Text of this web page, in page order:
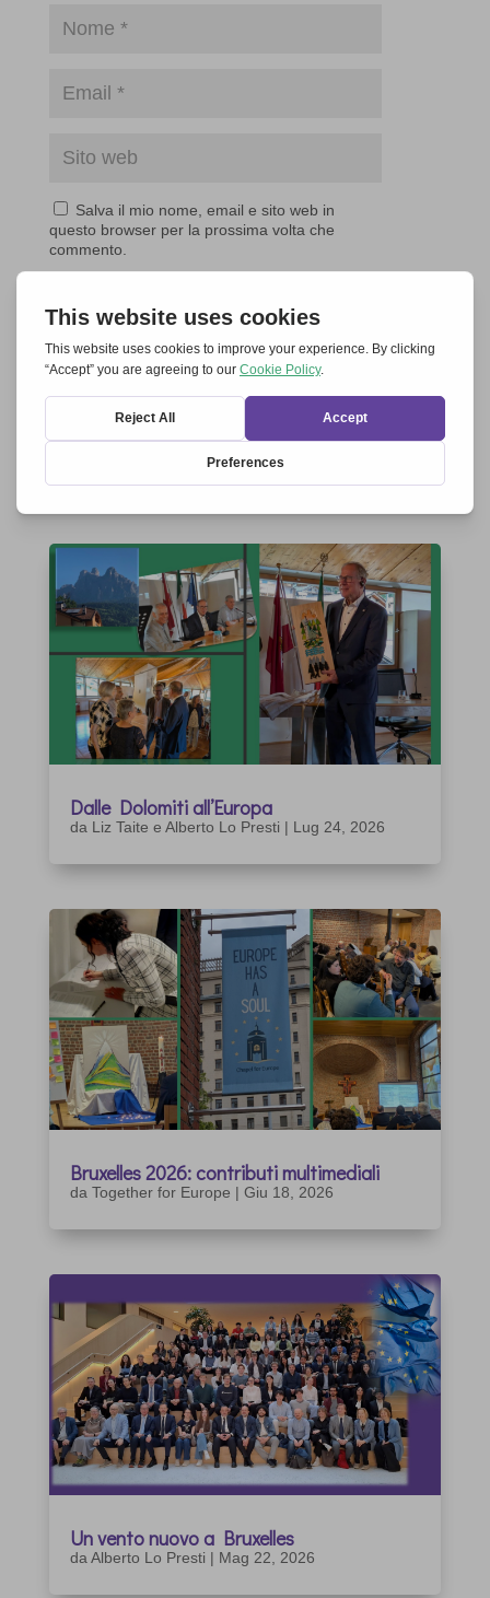
Salva il mio nome, email e sito web in
questo browser per la prossima volta che
commento.
Invia commento
Dalle Dolomiti all’Europa
da Liz Taite e Alberto Lo Presti | Lug 24, 2026
Bruxelles 2026: contributi multimediali
da Together for Europe | Giu 18, 2026
Un vento nuovo a Bruxelles
da Alberto Lo Presti | Mag 22, 2026